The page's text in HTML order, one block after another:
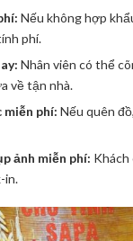
Nếu không hợp
phí.
Nhân viên có thể
về tận nhà.
phí: Nếu quên
ảnh miễn phí: Khách
in.